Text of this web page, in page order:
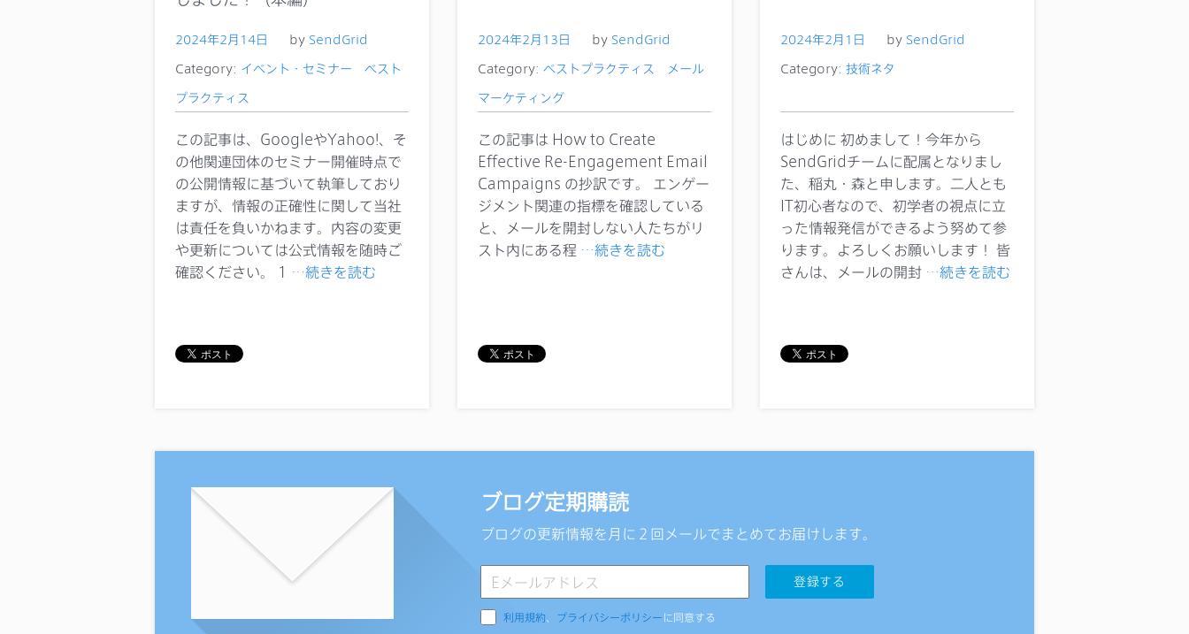
2024年2月14日 by SendGrid
Category: イベント・セミナー
ベスト
プラクティス
この記事は、GoogleやYahoo!、そ
の他関連団体のセミナー開催時点で
の公開情報に基づいて執筆しており
ますが、情報の正確性に関して当社
は責任を負いかねます。内容の変更
や更新については公式情報を随時ご
確認ください。 1 …続きを読む
2024年2月13日 by SendGrid
Category: ベストプラクティス
メール
マーケティング
この記事は How to Create
Effective Re-Engagement Email
Campaigns の抄訳です。 エンゲー
ジメント関連の指標を確認している
と、メールを開封しない人たちがリ
スト内にある程 …続きを読む
2024年2月1日 by SendGrid
Category: 技術ネタ
はじめに 初めまして！今年から
SendGridチームに配属となりまし
た、稲丸・森と申します。二人とも
IT初心者なので、初学者の視点に立
った情報発信ができるよう努めて参
ります。よろしくお願いします！ 皆
さんは、メールの開封 …続きを読む
ブログ定期購読
ブログの更新情報を月に２回メールでまとめてお届けします。
利用規約、 プライバシーポリシーに同意する